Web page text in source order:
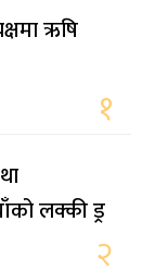
ऋषि
१
लक्की ड्र
२